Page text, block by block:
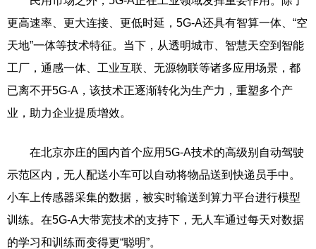
更高速率、更大连接、更低时延，5G-A还具有智算一体、“空
天地”一体等技术特征。当下，从透明城市、智慧天空到智能
工厂，通感一体、工业互联、无源物联等诸多应用场景，都
已离不开5G-A，该技术正逐渐转化为生产力，重塑多个产
业，助力企业提质增效。
在北京亦庄的国内首个应用5G-A技术的高级别自动驾驶
示范区内，无人配送小车可以自动将物品送到快递员手中。
小车上传感器采集的数据，被实时输送到算力平台进行模型
训练。在5G-A大带宽技术的支持下，无人车通过每天对数据
的学习和训练而变得更“聪明”。